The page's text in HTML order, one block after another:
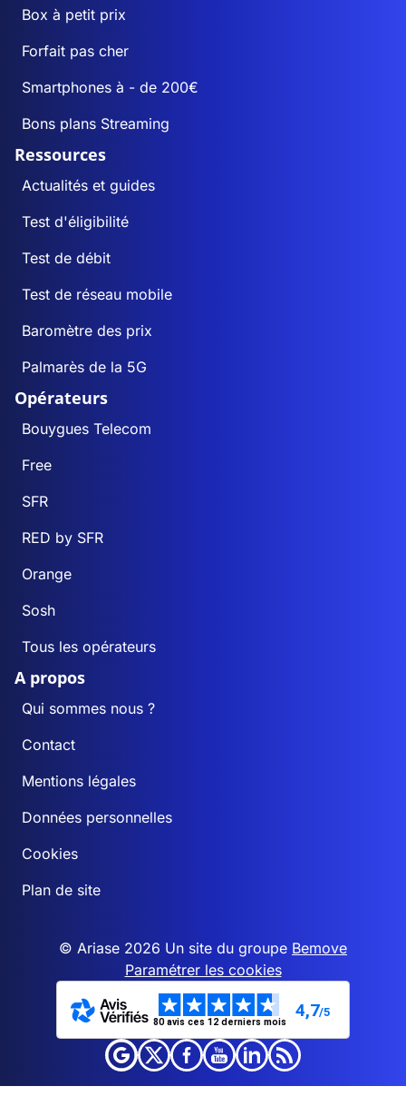
Box à petit prix
Forfait pas cher
Smartphones à - de 200€
Bons plans Streaming
Ressources
Actualités et guides
Test d'éligibilité
Test de débit
Test de réseau mobile
Baromètre des prix
Palmarès de la 5G
Opérateurs
Bouygues Telecom
Free
SFR
RED by SFR
Orange
Sosh
Tous les opérateurs
A propos
Qui sommes nous ?
Contact
Mentions légales
Données personnelles
Cookies
Plan de site
© Ariase 2026 Un site du groupe Bemove
Paramétrer les cookies
80 avis ces 12 derniers mois
4,7/5